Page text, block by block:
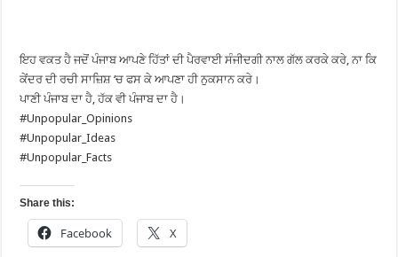
ਇਹ ਵਕਤ ਹੈ ਜਦੋਂ ਪੰਜਾਬ ਆਪਣੇ ਹਿੱਤਾਂ ਦੀ ਪੈਰਵਾਈ ਸੰਜੀਦਗੀ ਨਾਲ ਗੱਲ ਕਰਕੇ ਕਰੇ, ਨਾ ਕਿ
ਕੇਂਦਰ ਦੀ ਰਚੀ ਸਾਜ਼ਿਸ਼ ‘ਚ ਫਸ ਕੇ ਆਪਣਾ ਹੀ ਨੁਕਸਾਨ ਕਰੇ।
ਪਾਣੀ ਪੰਜਾਬ ਦਾ ਹੈ, ਹੱਕ ਵੀ ਪੰਜਾਬ ਦਾ ਹੈ।
#Unpopular_Opinions
#Unpopular_Ideas
#Unpopular_Facts
Share this:
Facebook X